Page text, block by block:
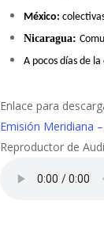
México:
Nicaragua:
A pocos días de
Enlace para
Emisión Meridiana
Reproductor de